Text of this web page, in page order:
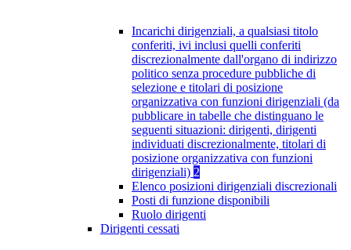
Incarichi dirigenziali, a qualsiasi titolo
conferiti, ivi inclusi quelli conferiti
discrezionalmente dall'organo di indirizzo
politico senza procedure pubbliche di
selezione e titolari di posizione
organizzativa con funzioni dirigenziali (da
pubblicare in tabelle che distinguano le
seguenti situazioni: dirigenti, dirigenti
individuati discrezionalmente, titolari di
posizione organizzativa con funzioni
dirigenziali) 2
Elenco posizioni dirigenziali discrezionali
Posti di funzione disponibili
Ruolo dirigenti
Dirigenti cessati